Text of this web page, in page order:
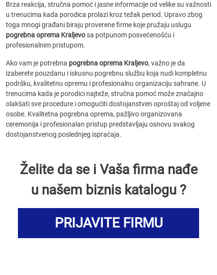
Brza reakcija, stručna pomoć i jasne informacije od velike su važnosti
u trenucima kada porodica prolazi kroz težak period. Upravo zbog
toga mnogi građani biraju proverene firme koje pružaju uslugu
pogrebna oprema Kraljevosa potpunom posvećenošću i
profesionalnim pristupom.
Ako vam je potrebna pogrebna oprema Kraljevo, važno je da
izaberete pouzdanu i iskusnu pogrebnu službu koja nudi kompletnu
podršku, kvalitetnu opremu i profesionalnu organizaciju sahrane. U
trenucima kada je porodici najteže, stručna pomoć može značajno
olakšati sve procedure i omogućiti dostojanstven oproštaj od voljene
osobe. Kvalitetna pogrebna oprema, pažljivo organizovana
ceremonija i profesionalan pristup predstavljaju osnovu svakog
dostojanstvenog poslednjeg ispraćaja.
Želite da se i Vaša firma nađe
u našem biznis katalogu ?
PRIJAVITE FIRMU